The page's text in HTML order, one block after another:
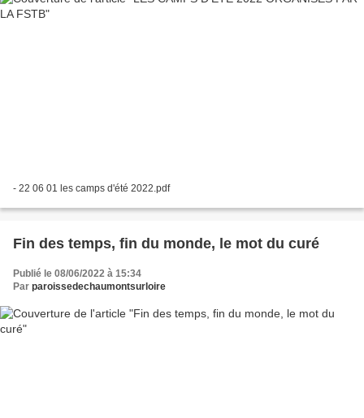
- 22 06 01 les camps d'été 2022.pdf
Fin des temps, fin du monde, le mot du curé
Publié le 08/06/2022 à 15:34
Par paroissedechaumontsurloire